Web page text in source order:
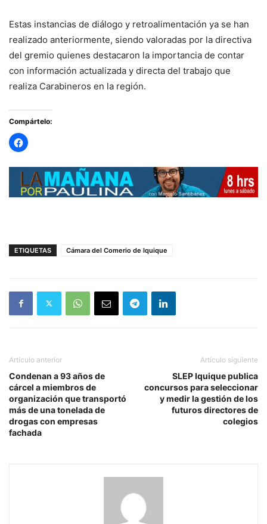
Estas instancias de diálogo y retroalimentación ya se han
realizado anteriormente, siendo valoradas por la directiva
del gremio quienes destacaron la importancia de contar
con información actualizada y directa del trabajo que
realiza Carabineros en la región.
Compártelo:
ETIQUETAS Cámara del Comerio de Iquique
Artículo anterior
Condenan a 93 años de
cárcel a miembros de
organización que transportó
más de una tonelada de
drogas con empresas
fachada
Artículo siguiente
SLEP Iquique publica
concursos para seleccionar
y medir la gestión de los
futuros directores de
colegios